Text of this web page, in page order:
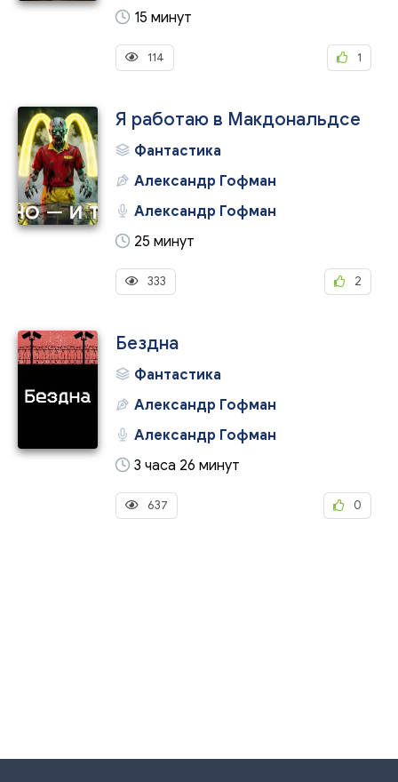
15 минут
114 1
Я работаю в Макдональдсе
Фантастика
Александр Гофман
Александр Гофман
25 минут
333 2
Бездна
Фантастика
Александр Гофман
Александр Гофман
3 часа 26 минут
637 0